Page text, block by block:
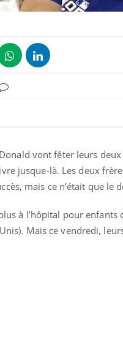
vont fêter leurs
jusque-là. Les deux
mais ce n’était que le
à l’hôpital pour enfants
Mais ce vendredi,
: et si on
chez les
soignants.
Youtube
Eczéma
préparer
rythme de vie
soleil,